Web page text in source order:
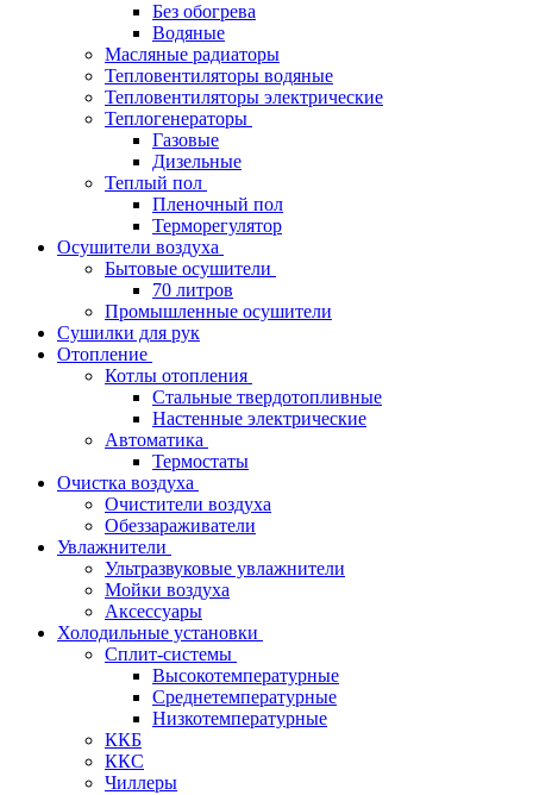
Без обогрева
Водяные
Масляные радиаторы
Тепловентиляторы водяные
Тепловентиляторы электрические
Теплогенераторы
Газовые
Дизельные
Теплый пол
Пленочный пол
Терморегулятор
Осушители воздуха
Бытовые осушители
70 литров
Промышленные осушители
Сушилки для рук
Отопление
Котлы отопления
Стальные твердотопливные
Настенные электрические
Автоматика
Термостаты
Очистка воздуха
Очистители воздуха
Обеззараживатели
Увлажнители
Ультразвуковые увлажнители
Мойки воздуха
Аксессуары
Холодильные установки
Сплит-системы
Высокотемпературные
Среднетемпературные
Низкотемпературные
ККБ
ККС
Чиллеры